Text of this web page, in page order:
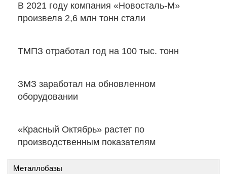
В 2021 году компания «Новосталь-М»
произвела 2,6 млн тонн стали
ТМПЗ отработал год на 100 тыс. тонн
ЗМЗ заработал на обновленном
оборудовании
«Красный Октябрь» растет по
производственным показателям
Металлобазы